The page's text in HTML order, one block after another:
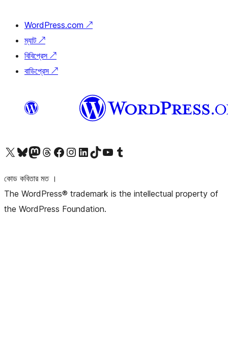
WordPress.com ↗
ম্যাট ↗
বিবিপ্রেস ↗
বাডিপ্রেস ↗
আমাদের X (আগের টুইটার) অ্যাকাউন্টে যানআমাদের Bluesky অ্যাকাউন্টটি দেখুনআমাদের মাস্টোডন অ্যাকাউন্টটি দেখুনআমাদের থ্রেডস অ্যাকাউন্টটি দেখুনআমাদের ফেসবুক পেজ দেখুনআমাদের ইন্সটাগ্রাম অ্যাকাউন্ট দেখুনআমাদের লিঙ্কডইন অ্যাকাউন্টে যানআমাদের TikTok অ্যাকাউন্টটি দেখুনআমাদের ইউটিউব চ্যানেলে যান আমাদের টাম্বলার অ্যাকাউন্ট দেখুন
কোড কবিতার মত ।
The WordPress® trademark is the intellectual property of
the WordPress Foundation.